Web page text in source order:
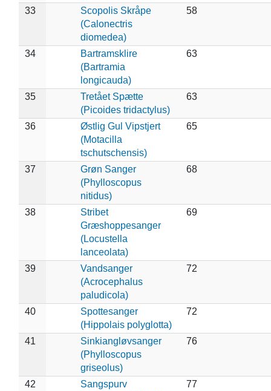
33
Scopolis Skråpe
(Calonectris
diomedea)
58
34
Bartramsklire
(Bartramia
longicauda)
63
35
Tretået Spætte
(Picoides tridactylus)
63
36
Østlig Gul Vipstjert
(Motacilla
tschutschensis)
65
37
Grøn Sanger
(Phylloscopus
nitidus)
68
38
Stribet
Græshoppesanger
(Locustella
lanceolata)
69
39
Vandsanger
(Acrocephalus
paludicola)
72
40
Spottesanger
(Hippolais polyglotta)
72
41
Sinkiangløvsanger
(Phylloscopus
griseolus)
76
42
Sangspurv
77